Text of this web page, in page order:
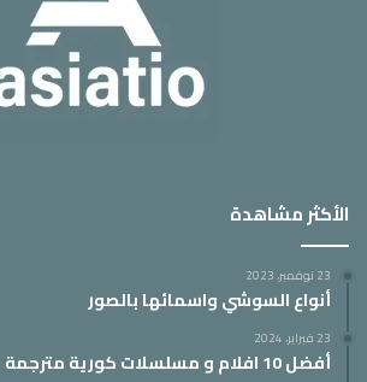
الأكثر مشاهدة
23 نوفمبر، 2023
أنواع السوشي واسمائها بالصور
23 فبراير، 2024
أفضل 10 افلام و مسلسلات كورية مترجمة